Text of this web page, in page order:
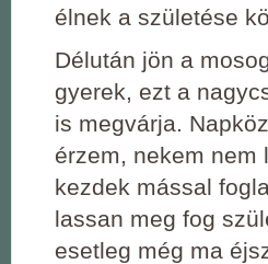
élnek a születése
Délután jön a
gyerek, ezt a
is megvárja.
érzem, nekem nem
kezdek mással
lassan meg fog
esetleg még ma